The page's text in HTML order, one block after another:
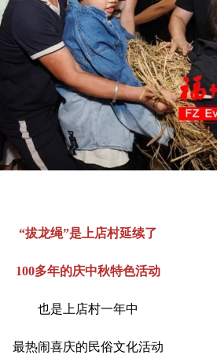
“拔龙绳”是上店村延续了
100多年的庆中秋特色活动
也是上店村一年中
最热闹喜庆的民俗文化活动